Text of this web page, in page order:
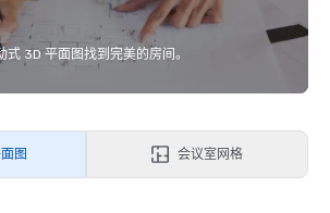
3D 平面图找到完美的房间。
图 会议室网格